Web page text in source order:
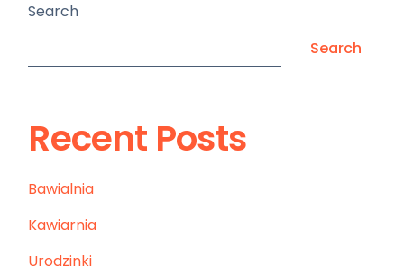
Search
Search
Recent Posts
Bawialnia
Kawiarnia
Urodzinki